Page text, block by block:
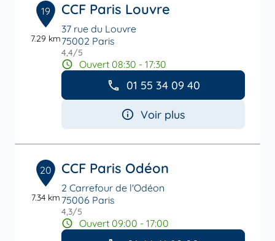
19
7.29 km
CCF Paris Louvre
37 rue du Louvre
75002 Paris
4,4/5
Ouvert 08:30 - 17:30
01 55 34 09 40
Voir plus
20
7.34 km
CCF Paris Odéon
2 Carrefour de l'Odéon
75006 Paris
4,3/5
Ouvert 09:00 - 17:00